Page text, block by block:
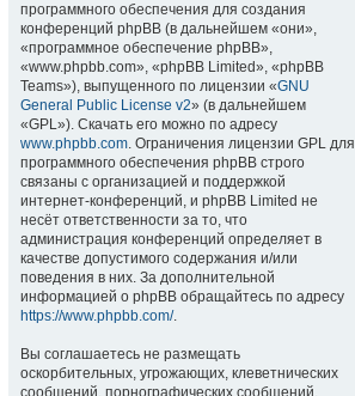
программного обеспечения для создания
конференций phpBB (в дальнейшем «они»,
«программное обеспечение phpBB»,
«www.phpbb.com», «phpBB Limited», «phpBB
Teams»), выпущенного по лицензии «GNU
General Public License v2» (в дальнейшем
«GPL»). Скачать его можно по адресу
www.phpbb.com. Ограничения лицензии GPL для
программного обеспечения phpBB строго
связаны с организацией и поддержкой
интернет-конференций, и phpBB Limited не
несёт ответственности за то, что
администрация конференций определяет в
качестве допустимого содержания и/или
поведения в них. За дополнительной
информацией о phpBB обращайтесь по адресу
https://www.phpbb.com/.
Вы соглашаетесь не размещать
оскорбительных, угрожающих, клеветнических
сообщений, порнографических сообщений,